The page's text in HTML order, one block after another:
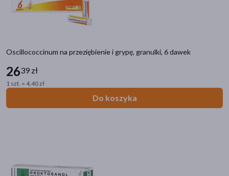
Oscillococcinum na przeziębienie i grypę, granulki, 6 dawek
2639 zł
1 szt. = 4,40 zł
Do koszyka